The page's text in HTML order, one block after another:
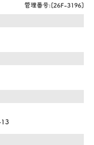
管理番号:[26F-3196]